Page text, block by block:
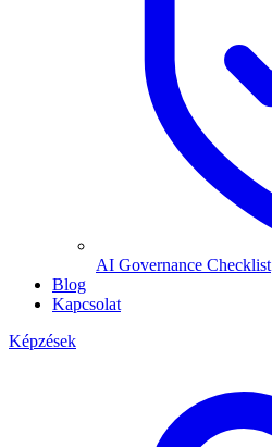
AI Governance Checklist
Blog
Kapcsolat
Képzések